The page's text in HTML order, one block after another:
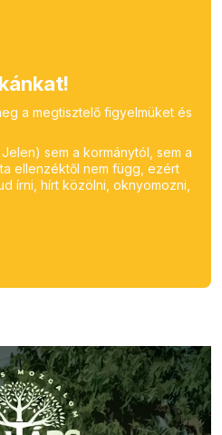
a megtisztelő figyelmüket és
sem a kormánytól, sem a
ellenzéktől nem függ, ezért
írni, hírt közölni, oknyomozni,